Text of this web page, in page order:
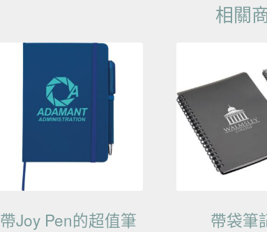
相關
帶Joy Pen的超值筆
帶袋筆